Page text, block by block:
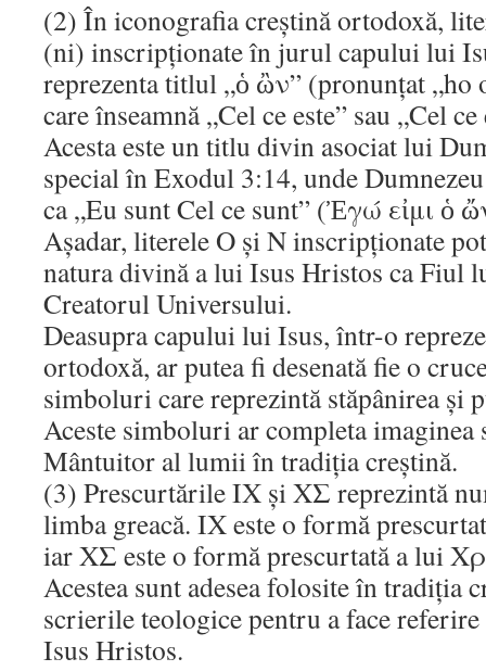
(2) În iconografia creștină ortodoxă,
(ni) inscripționate în jurul capului lui
reprezenta titlul „ὁ ὢν” (pronunțat „ho
care înseamnă „Cel ce este” sau „Cel
Acesta este un titlu divin asociat lui
special în Exodul 3:14, unde
ca „Eu sunt Cel ce sunt” (Ἐγώ εἰμι ὁ
Așadar, literele Ο și Ν inscripționate
natura divină a lui Isus Hristos ca Fiul
Creatorul Universului.
Deasupra capului lui Isus, într-o
ortodoxă, ar putea fi desenată fie o
simboluri care reprezintă stăpânirea și
Aceste simboluri ar completa imaginea
Mântuitor al lumii în tradiția creștină.
(3) Prescurtările ΙΧ și ΧΣ reprezintă
limba greacă. ΙΧ este o formă
iar ΧΣ este o formă prescurtată a lui
Acestea sunt adesea folosite în tradiția
scrierile teologice pentru a face
Isus Hristos.